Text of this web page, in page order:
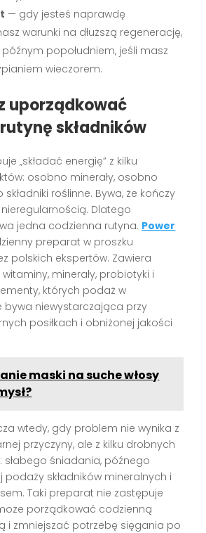
— gdy jesteś naprawdę
warunki na dłuższą regenerację,
popołudniem, jeśli masz
wieczorem.
uporządkować
składników
„składać energię” z kilku
osobno minerały, osobno
roślinne. Bywa, że kończy
Dlatego
jedna codzienna rutyna. Power
preparat w proszku
polskich ekspertów. Zawiera
witaminy, minerały, probiotyki i
których podaż w
bywa niewystarczająca przy
posiłkach i obniżonej jakości
maski na suche włosy
wtedy, gdy problem nie wynika z
przyczyny, ale z kilku drobnych
słabego śniadania, późnego
podaży składników mineralnych i
Taki preparat nie zastępuje
porządkować codzienną
i zmniejszać potrzebę sięgania po